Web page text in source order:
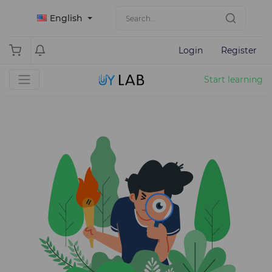
English
Login Register
Start learning